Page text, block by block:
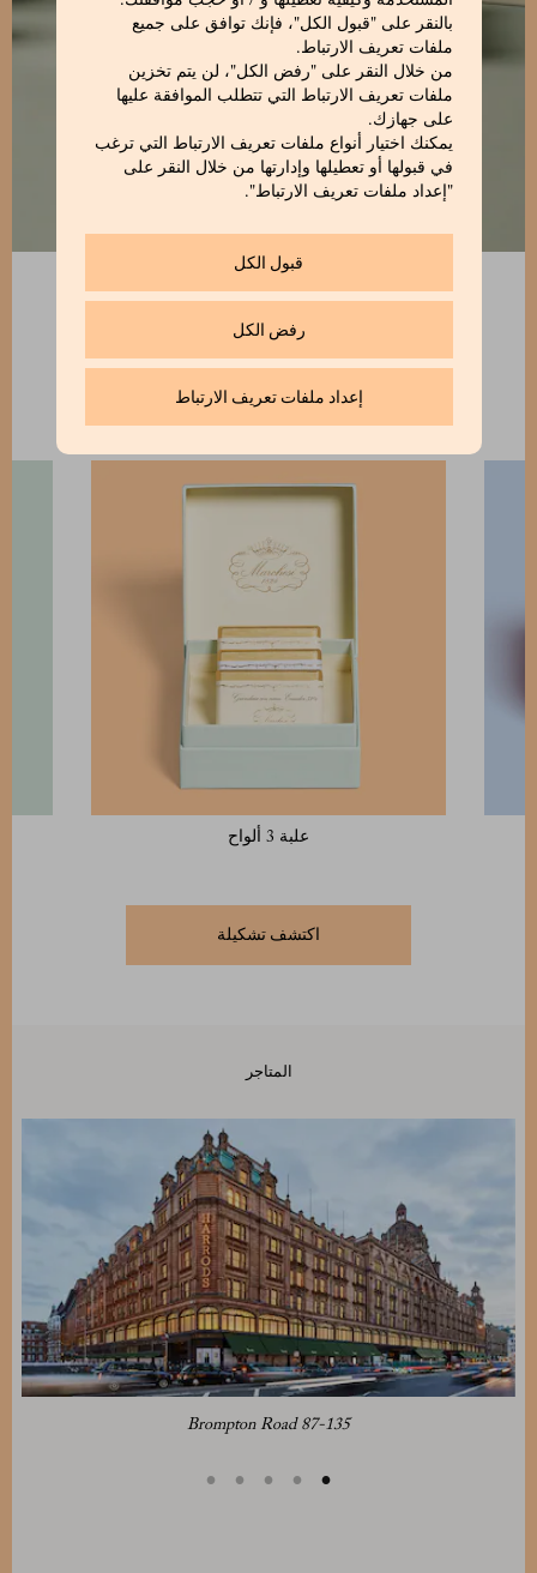
بالنقر على "قبول الكل"، فإنك توافق على جميع
ملفات تعريف الارتباط.
من خلال النقر على "رفض الكل"، لن يتم تخزين
ملفات تعريف الارتباط التي تتطلب الموافقة عليها
على جهازك.
يمكنك اختيار أنواع ملفات تعريف الارتباط التي ترغب
في قبولها أو تعطيلها وإدارتها من خلال النقر على
"إعداد ملفات تعريف الارتباط".
قبول الكل
رفض الكل
إعداد ملفات تعريف الارتباط
اكتشف جميع منتجات
علبة 3 ألواح
اكتشف تشكيلة
المتاجر
87-135 Brompton Road